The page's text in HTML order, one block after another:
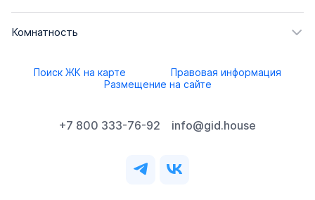
Комнатность
Поиск ЖК на карте
Правовая информация
Размещение на сайте
+7 800 333-76-92 info@gid.house